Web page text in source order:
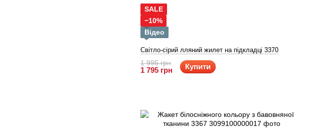
SALE
−10%
Відео
Світло-сірий лляний жилет на підкладці 3370
1 995 грн
1 795 грн Купити